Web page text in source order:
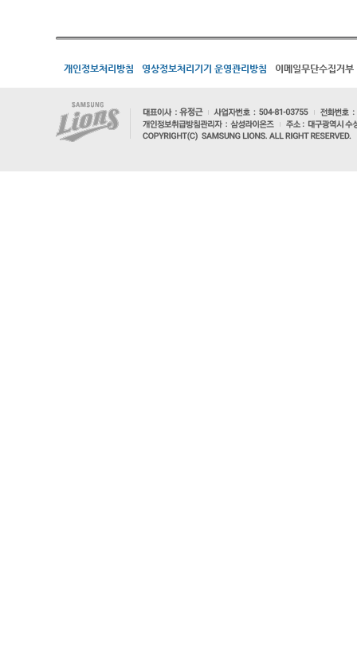
개인정보처리방침 영상정보처리기기 운영관리방침 이메일무단수집거부